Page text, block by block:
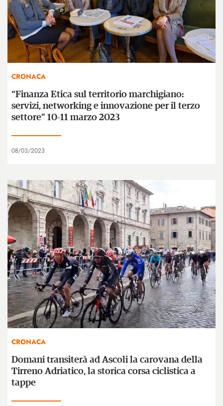
CRONACA
“Finanza Etica sul territorio marchigiano:
servizi, networking e innovazione per il terzo
settore” 10-11 marzo 2023
08/03/2023
CRONACA
Domani transiterà ad Ascoli la carovana della
Tirreno Adriatico, la storica corsa ciclistica a
tappe